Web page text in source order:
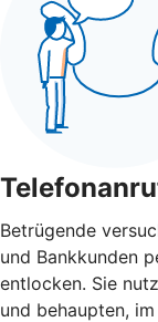
Betrügende
und Bankkunden
entlocken. Sie
und behaupten,